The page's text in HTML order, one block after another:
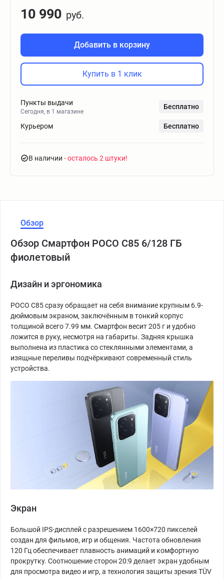
10 990 руб.
Добавить в корзину
Купить в 1 клик
Пункты выдачи
Сегодня, в 1 магазине
Бесплатно
Курьером Бесплатно
В наличии - осталось 2 штуки
Обзор
Обзор Смартфон POCO C85 6/128 ГБ
фиолетовый
Дизайн и эргономика
POCO C85 сразу обращает на себя внимание крупным 6.9-
дюймовым экраном, заключённым в тонкий корпус
толщиной всего 7.99 мм. Смартфон весит 205 г и удобно
ложится в руку, несмотря на габариты. Задняя крышка
выполнена из пластика со стеклянными элементами, а
изящные переливы подчёркивают современный стиль
устройства.
Экран
Большой IPS-дисплей с разрешением 1600×720 пикселей
создан для фильмов, игр и общения. Частота обновления
120 Гц обеспечивает плавность анимаций и комфортную
прокрутку. Соотношение сторон 20:9 делает экран удобным
для просмотра видео и игр, а технология защиты зрения TÜV